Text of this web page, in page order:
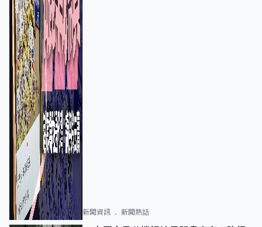
新聞資訊 新聞熱話